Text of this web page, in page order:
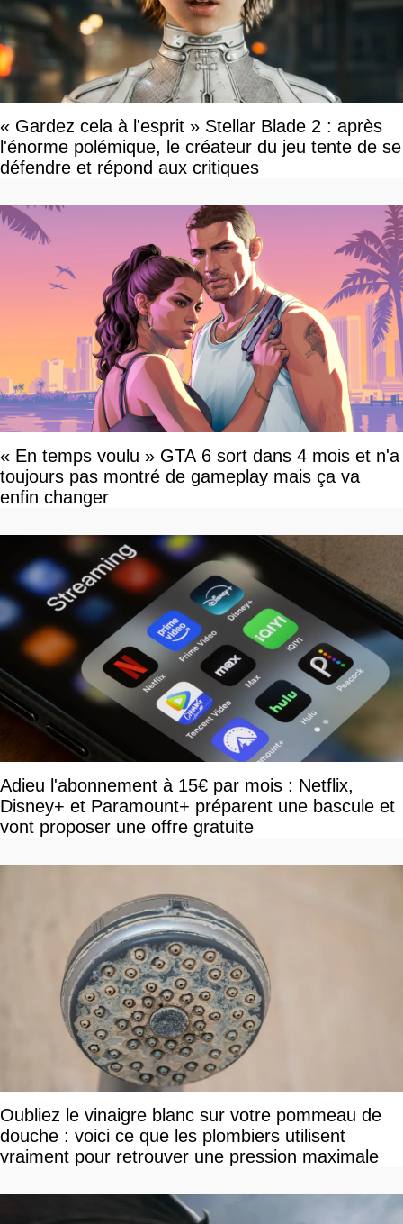
« Gardez cela à l'esprit » Stellar Blade 2 : après
l'énorme polémique, le créateur du jeu tente de se
défendre et répond aux critiques
« En temps voulu » GTA 6 sort dans 4 mois et n'a
toujours pas montré de gameplay mais ça va
enfin changer
Adieu l'abonnement à 15€ par mois : Netflix,
Disney+ et Paramount+ préparent une bascule et
vont proposer une offre gratuite
Oubliez le vinaigre blanc sur votre pommeau de
douche : voici ce que les plombiers utilisent
vraiment pour retrouver une pression maximale